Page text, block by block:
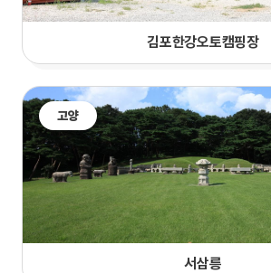
김포한강오토캠핑장
고양
서삼릉